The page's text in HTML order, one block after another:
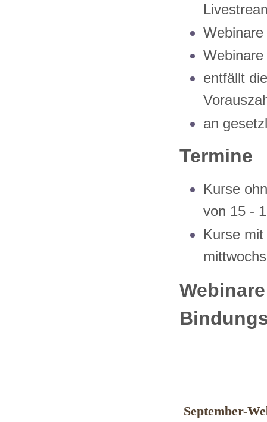
entfällt
an
Termine
Kurse
von 15 -
Kurse
mittwochs
September-